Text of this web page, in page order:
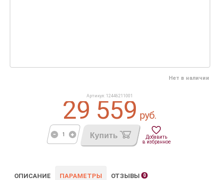
Нет в наличии
Артикул: 12446211001
29 559руб.
Купить
Добавить
в избранное
ОПИСАНИЕ ПАРАМЕТРЫ ОТЗЫВЫ 0